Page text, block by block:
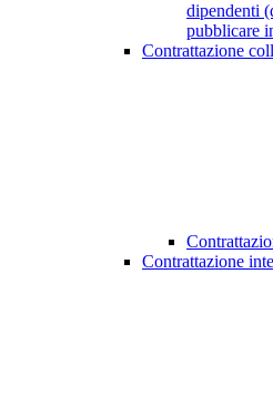
dipendenti
pubblicare
Contrattazione
Contrattazione